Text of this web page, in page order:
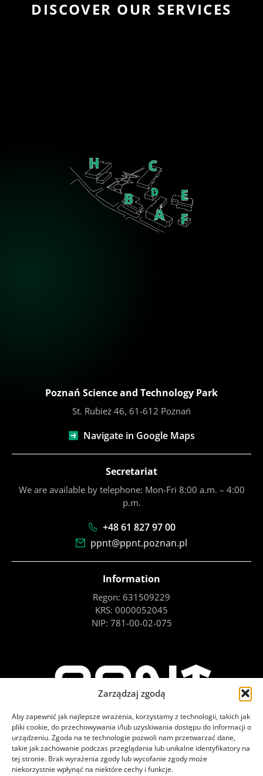
Zarządzaj zgodą
Aby zapewnić jak najlepsze wrażenia, korzystamy z technologii, takich jak
pliki cookie, do przechowywania i/lub uzyskiwania dostępu do informacji o
urządzeniu. Zgoda na te technologie pozwoli nam przetwarzać dane,
takie jak zachowanie podczas przeglądania lub unikalne identyfikatory na
tej stronie. Brak wyrażenia zgody lub wycofanie zgody może
niekorzystnie wpłynąć na niektóre cechy i funkcje.
DISCOVER OUR SERVICES
Poznań Science and Technology Park
St. Rubież 46, 61-612 Poznań
Navigate in Google Maps
Secretariat
We are available by telephone: Mon-Fri 8:00 a.m. – 4:00
p.m.
+48 61 827 97 00
ppnt@ppnt.poznan.pl
Information
Regon: 631509229
KRS: 0000052045
NIP: 781-00-02-075